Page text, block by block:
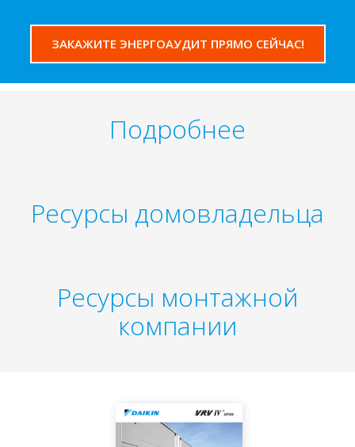
ЗАКАЖИТЕ ЭНЕРГОАУДИТ ПРЯМО СЕЙЧАС!
Подробнее
Ресурсы домовладельца
Ресурсы монтажной
компании